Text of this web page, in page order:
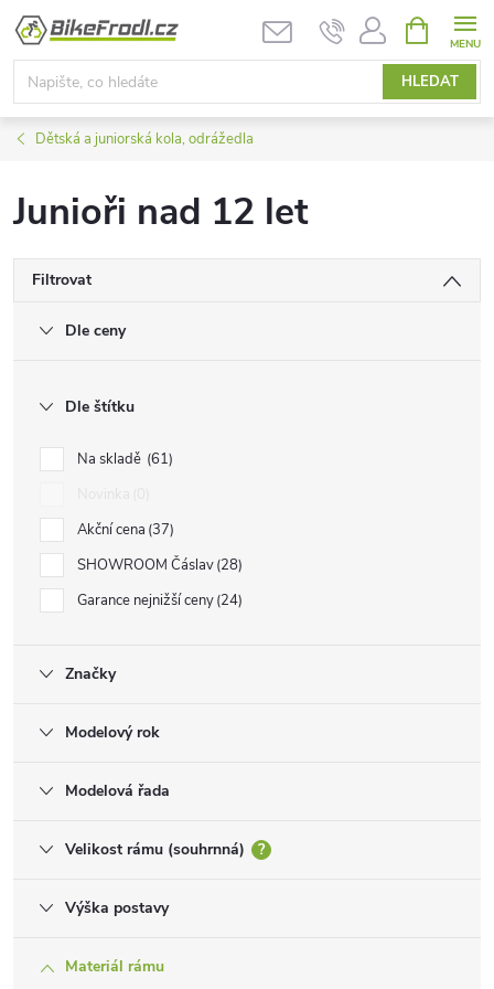
Přejít
obsah
HLEDAT
NÁKUPNÍ
KOŠÍK
Dětská a juniorská kola, odrážedla
Junioři nad 12 let
Filtrovat
Dle ceny
Dle štítku
Na skladě 61
Akční cena 37
SHOWROOM Čáslav 28
Garance nejnižší ceny 24
Značky
Modelový rok
Modelová řada
Velikost rámu (souhrnná) ?
Výška postavy
Materiál rámu